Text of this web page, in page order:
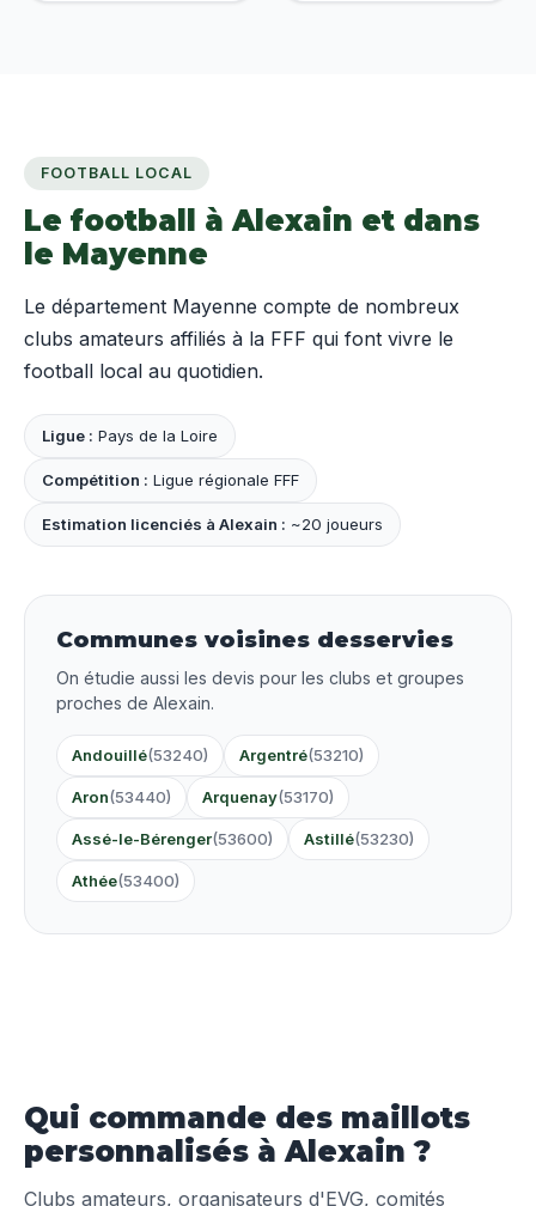
FOOTBALL LOCAL
Le football à Alexain et dans
le Mayenne
Le département Mayenne compte de nombreux
clubs amateurs affiliés à la FFF qui font vivre le
football local au quotidien.
Ligue : Pays de la Loire
Compétition : Ligue régionale FFF
Estimation licenciés à Alexain : ~20 joueurs
Communes voisines desservies
On étudie aussi les devis pour les clubs et groupes
proches de Alexain.
Andouillé(53240) Argentré(53210)
Aron(53440) Arquenay(53170)
Assé-le-Bérenger(53600) Astillé(53230)
Athée(53400)
Qui commande des maillots
personnalisés à Alexain ?
Clubs amateurs, organisateurs d'EVG, comités